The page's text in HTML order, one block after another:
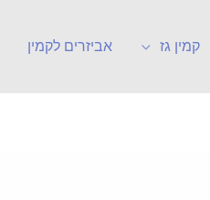
קמין גז אביזרים לקמין